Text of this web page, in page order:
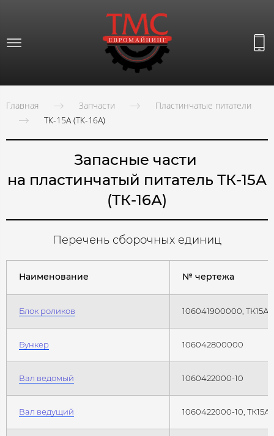
Главная Запчасти
Пластинчатые питатели
ТК-15А (ТК-16А)
Запасные части
на пластинчатый питатель ТК-15А
(ТК-16А)
Перечень сборочных единиц
Наименование № чертежа
Блок роликов 106041900000,
Бункер 106042800000
Вал ведомый 1060422000-10
Вал ведущий 1060422000-10,